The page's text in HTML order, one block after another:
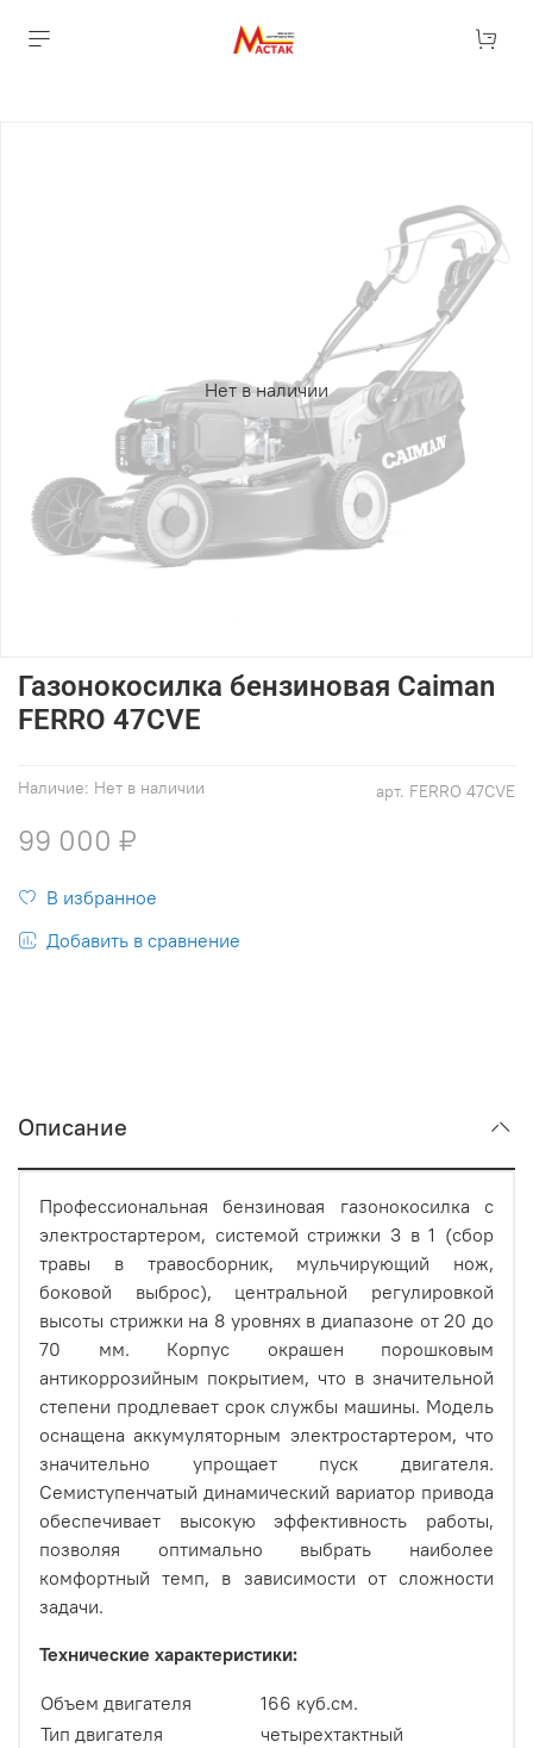
Нет в наличии
арт. FERRO 47CVE
Наличие: Нет в наличии
Газонокосилка бензиновая Caiman
FERRO 47CVE
99 000 ₽
В избранное
Добавить в сравнение
Описание
Профессиональная бензиновая газонокосилка с
электростартером, системой стрижки 3 в 1 (сбор
травы в травосборник, мульчирующий нож,
боковой выброс), центральной регулировкой
высоты стрижки на 8 уровнях в диапазоне от 20 до
70 мм. Корпус окрашен порошковым
антикоррозийным покрытием, что в значительной
степени продлевает срок службы машины. Модель
оснащена аккумуляторным электростартером, что
значительно упрощает пуск двигателя.
Семиступенчатый динамический вариатор привода
обеспечивает высокую эффективность работы,
позволяя оптимально выбрать наиболее
комфортный темп, в зависимости от сложности
задачи.
Технические характеристики:
Объем двигателя
166 куб.см.
Тип двигателя
четырехтактный